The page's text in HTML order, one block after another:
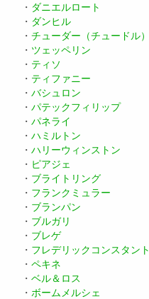
・ ダニエルロート
・ ダンヒル
・ チューダー（チュードル）
・ ツェッペリン
・ ティソ
・ ティファニー
・ バシュロン
・ パテックフィリップ
・ パネライ
・ ハミルトン
・ ハリーウィンストン
・ ピアジェ
・ ブライトリング
・ フランクミュラー
・ ブランパン
・ ブルガリ
・ ブレゲ
・ フレデリックコンスタント
・ ペキネ
・ ベル＆ロス
・ ボームメルシェ